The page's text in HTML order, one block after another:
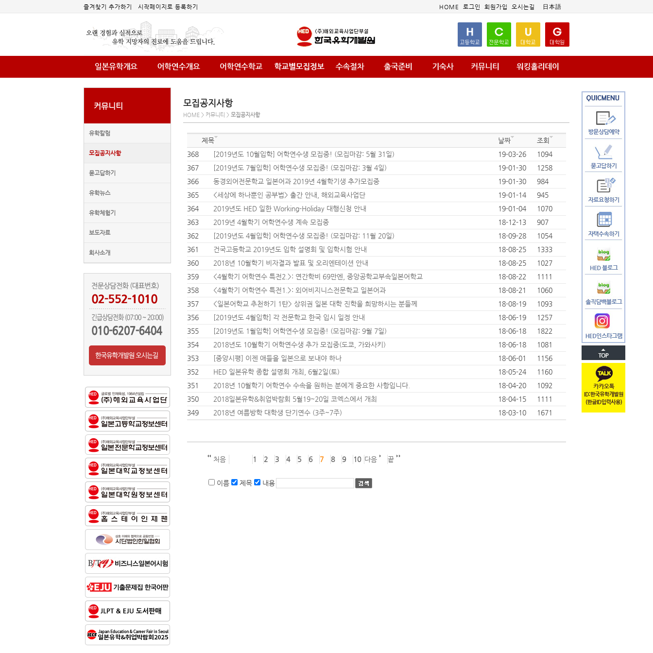
즐겨찾기 추가하기 시작페이지로 등록하기 HOME 로그인 회원가입 오시는길 日本語
커뮤니티
유학칼럼
모집공지사항
묻고답하기
유학뉴스
유학체험기
보도자료
회사소개
모집공지사항
HOME > 커뮤니티 > 모집공지사항
제목 날짜
조회
368
[2019년도 10월입학] 어학연수생 모집중! (모집마감: 5월 31일) 19-03-26
1094
367
[2019년도 7월입학] 어학연수생 모집중! (모집마감: 3월 4일) 19-01-30
1258
366
동경외어전문학교 일본어과 2019년 4월학기생 추가모집중 19-01-30
984
365
<세상에 하나뿐인 공부법> 출간 안내, 해외교육사업단 19-01-14
945
364
2019년도 HED 일한 Working-Holiday 대행신청 안내 19-01-04
1070
363
2019년 4월학기 어학연수생 계속 모집중 18-12-13
907
362
[2019년도 4월입학] 어학연수생 모집중! (모집마감: 11월 20일) 18-09-28
1054
361
건국고등학교 2019년도 입학 설명회 및 입학시험 안내 18-08-25
1333
360
2018년 10월학기 비자결과 발표 및 오리엔테이션 안내 18-08-25
1027
359
<4월학기 어학연수 특전2.>: 연간학비 69만엔, 중앙공학교부속일본어학교 18-08-22
1111
358
<4월학기 어학연수 특전1.>: 외어비지니스전문학교 일본어과 18-08-21
1060
357
<일본어학교 추천하기 1탄> 상위권 일본 대학 진학을 희망하시는 분들께 18-08-19
1093
356
[2019년도 4월입학] 각 전문학교 한국 입시 일정 안내 18-06-19
1257
355
[2019년도 1월입학] 어학연수생 모집중! (모집마감: 9월 7일) 18-06-18
1822
354
2018년도 10월학기 어학연수생 추가 모집중(도쿄, 가와사키) 18-06-18
1081
353
[ 중앙시평 ] 이젠 애들을 일본으로 보내야 하나 18-06-01
1156
352
HED 일본유학 종합 설명회 개최, 6월2일(토) 18-05-24
1160
351
2018년 10월학기 어학연수 수속을 원하는 분에게 중요한 사항입니다. 18-04-20
1092
350
2018일본유학&취업박람회 5월19~20일 코엑스에서 개최 18-04-15
1111
349
2018년 여름방학 대학생 단기연수 (3주~7주) 18-03-10 1671
처음 1 2 3 4 5 6 7 8 9 10 다음 끝
이름 제목 내용